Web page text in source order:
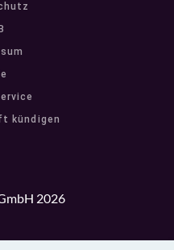
kündigen
2026